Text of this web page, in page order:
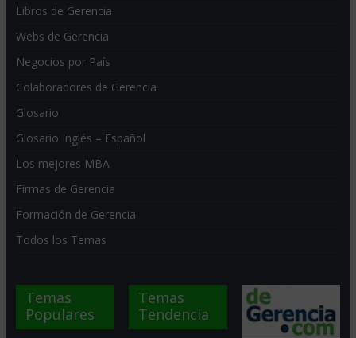
Libros de Gerencia
Webs de Gerencia
Negocios por País
Colaboradores de Gerencia
Glosario
Glosario Inglés – Español
Los mejores MBA
Firmas de Gerencia
Formación de Gerencia
Todos los Temas
Temas
Populares
Temas
Tendencia